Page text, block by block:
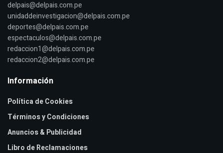
delpais@delpais.com.pe
unidaddeinvestigacion@delpais.com.pe
deportes@delpais.com.pe
espectaculos@delpais.com.pe
redaccion1@delpais.com.pe
redaccion2@delpais.com.pe
Información
Política de Cookies
Términos y Condiciones
Anuncios & Publicidad
Libro de Reclamaciones